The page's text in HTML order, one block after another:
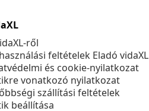
ről
feltételek Eladó vidaXL
és cookie-nyilatkozat
vonatkozó nyilatkozat
szállítási feltételek
beállítása